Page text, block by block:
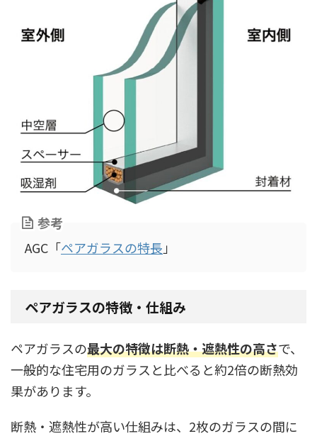
参考
AGC「ペアガラスの特長 」
ペアガラスの特徴・仕組み
ペアガラスの最大の特徴は断熱・遮熱性の高さで、
一般的な住宅用のガラスと比べると約2倍の断熱効
果があります。
断熱・遮熱性が高い仕組みは、2枚のガラスの間に